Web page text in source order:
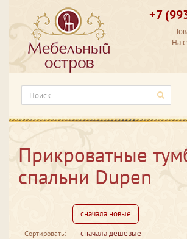
+7
На
Прикроватные
спальни Dupen
Сортировать:
сначала новые
сначала дешевые